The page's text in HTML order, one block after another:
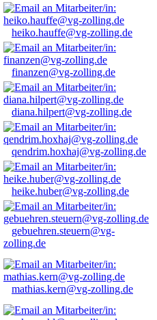
heiko.hauffe@vg-zolling.de
finanzen@vg-zolling.de
diana.hilpert@vg-zolling.de
qendrim.hoxhaj@vg-zolling.de
heike.huber@vg-zolling.de
gebuehren.steuern@vg-
zolling.de
mathias.kern@vg-zolling.de